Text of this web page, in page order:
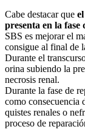
Cabe destacar que
presenta en la
SBS es mejorar el
consigue al final de
Durante el
orina subiendo la
necrosis renal.
Durante la fase de
como consecuencia
quistes renales o
proceso de